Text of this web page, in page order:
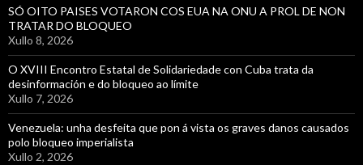
SÓ OITO PAISES VOTARON COS EUA NA ONU A PROL DE NON
TRATAR DO BLOQUEO
Xullo 8, 2026
O XVIII Encontro Estatal de Solidariedade con Cuba trata da
desinformación e do bloqueo ao límite
Xullo 7, 2026
Venezuela: unha desfeita que pon á vista os graves danos causados
polo bloqueo imperialista
Xullo 2, 2026